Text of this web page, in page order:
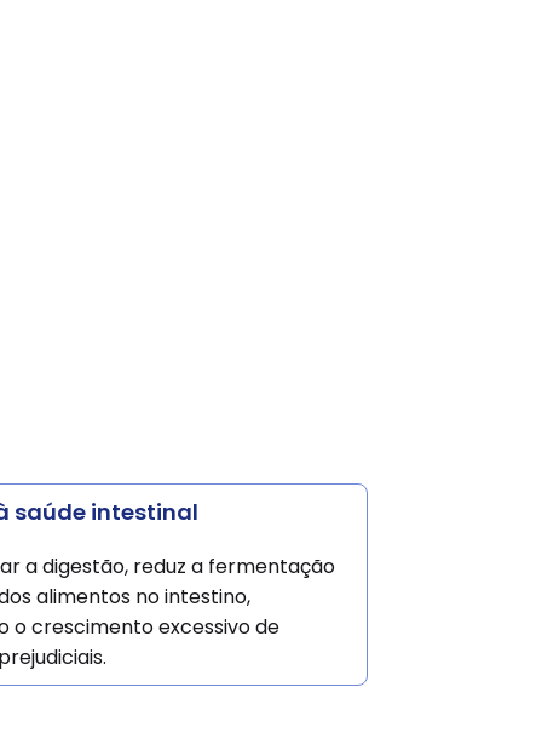
saúde intestinal
a digestão, reduz a fermentação
alimentos no intestino,
o crescimento excessivo de